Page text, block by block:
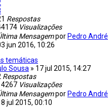
Respostas
Visualizações
Mensagempor Pedro André
jun 2016, 10:26
temáticas
Sousa » 17 jul 2015, 14:27
Respostas
Visualizações
Mensagempor Pedro André
jul 2015, 00:10